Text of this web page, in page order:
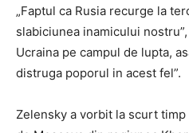
„Faptul ca Rusia recurge la
slabiciunea inamicului
Ucraina pe campul de lupta,
distruga poporul in acest fel”.
Zelensky a vorbit la scurt